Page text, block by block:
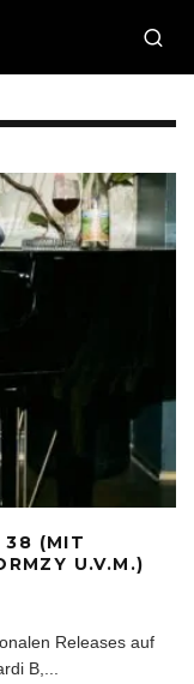
38 (MIT
U.V.M.)
Releases auf
B,